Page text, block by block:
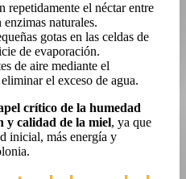
repetidamente el néctar entre
naturales.
gotas en las celdas de
de evaporación.
de aire mediante el
el exceso de agua.
crítico de la humedad
y calidad de la miel, ya que
inicial, más energía y